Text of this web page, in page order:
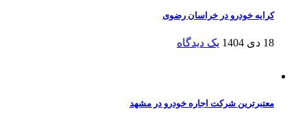
کرایه خودرو در خراسان رضوی
18 دی 1404 یک دیدگاه
معتبرترین شرکت اجاره خودرو در مشهد